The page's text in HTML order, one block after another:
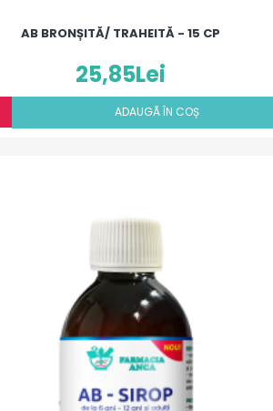
AB BRONȘITĂ/ TRAHEITĂ - 15 CP
25,85Lei
ADAUGÃ ÎN COȘ